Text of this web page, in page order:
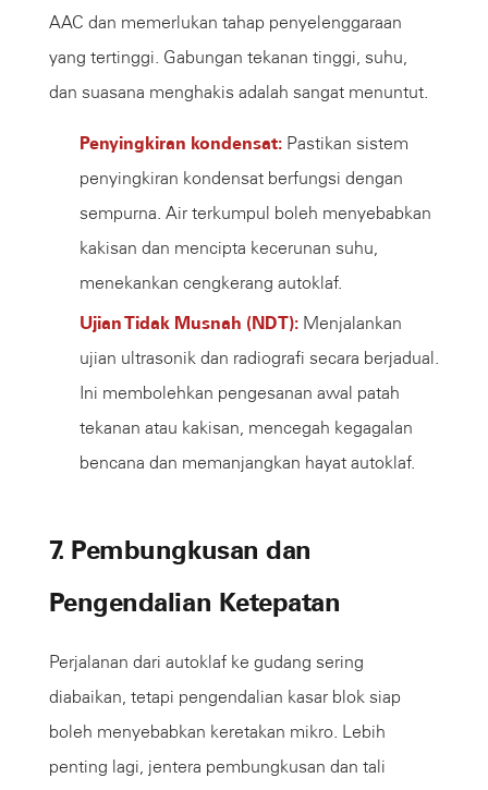
AAC dan memerlukan tahap penyelenggaraan
yang tertinggi. Gabungan tekanan tinggi, suhu,
dan suasana menghakis adalah sangat menuntut.
Penyingkiran kondensat: Pastikan sistem
penyingkiran kondensat berfungsi dengan
sempurna. Air terkumpul boleh menyebabkan
kakisan dan mencipta kecerunan suhu,
menekankan cengkerang autoklaf.
Ujian Tidak Musnah (NDT): Menjalankan
ujian ultrasonik dan radiografi secara berjadual.
Ini membolehkan pengesanan awal patah
tekanan atau kakisan, mencegah kegagalan
bencana dan memanjangkan hayat autoklaf.
7. Pembungkusan dan
Pengendalian Ketepatan
Perjalanan dari autoklaf ke gudang sering
diabaikan, tetapi pengendalian kasar blok siap
boleh menyebabkan keretakan mikro. Lebih
penting lagi, jentera pembungkusan dan tali